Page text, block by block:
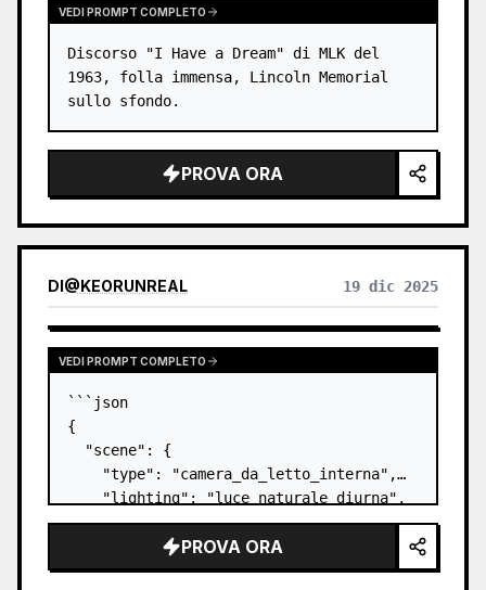
VEDI PROMPT COMPLETO
Discorso "I Have a Dream" di MLK del
1963, folla immensa, Lincoln Memorial
sullo sfondo.
PROVA ORA
DI@KEORUNREAL 19 dic 2025
VEDI PROMPT COMPLETO
```json
{
  "scene": {
    "type": "camera_da_letto_interna",
    "lighting": "luce_naturale_diurna",
    "atmosphere": "casuale, accogliente,
  },
PROVA ORA